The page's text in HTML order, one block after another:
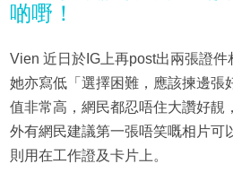
啲嘢！
Vien 近日於IG上再post出兩張證
她亦寫低「選擇困難，應該揀邊張
值非常高，網民都忍唔住大讚好靚
外有網民建議第一張唔笑嘅相片可
則用在工作證及卡片上。